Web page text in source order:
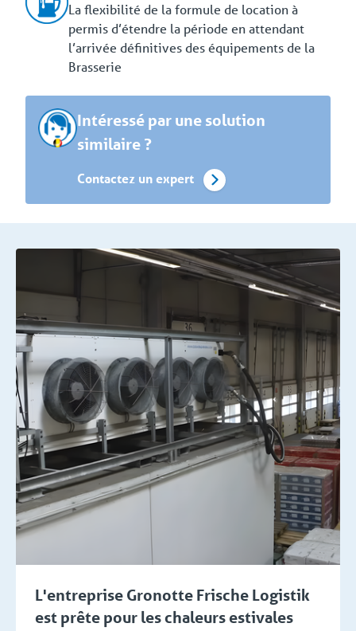
La flexibilité de la formule de location à
permis d’étendre la période en attendant
l’arrivée définitives des équipements de la
Brasserie
Intéressé par une solution
similaire ?
Contactez un expert
L'entreprise Gronotte Frische Logistik
est prête pour les chaleurs estivales